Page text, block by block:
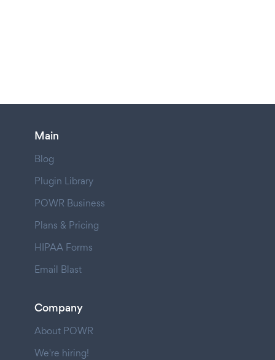
Main
Blog
Plugin Library
POWR Business
Plans & Pricing
HIPAA Forms
Email Blast
Company
About POWR
We're hiring!